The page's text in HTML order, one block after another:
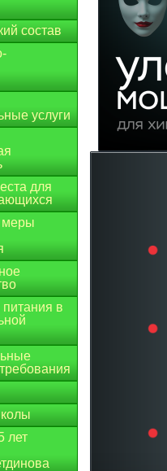
состав
услуги
для
меры
в
лет